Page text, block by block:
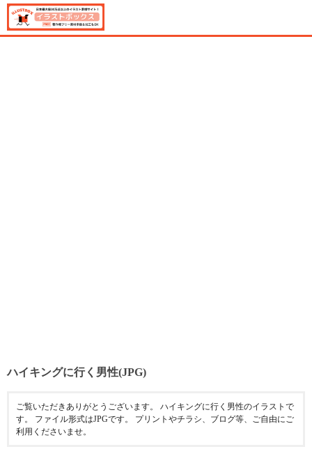
ハイキングに行く男性(JPG)
ご覧いただきありがとうございます。 ハイキングに行く男性のイラストで
す。 ファイル形式はJPGです。 プリントやチラシ、ブログ等、ご自由にご
利用くださいませ。